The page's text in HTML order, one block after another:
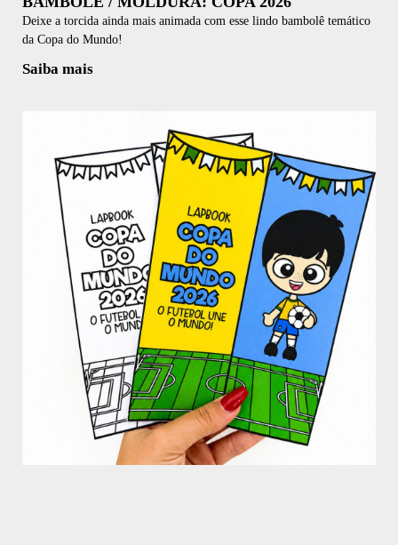
Deixe a torcida ainda mais animada com esse lindo bambolê temático
da Copa do Mundo!
Saiba mais